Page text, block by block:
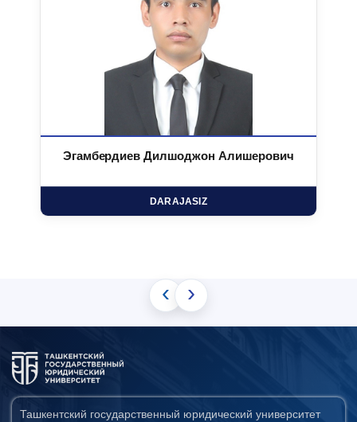
Эгамбердиев Дилшоджон Алишерович
DARAJASIZ
‹ ›
Ташкентский государственный юридический университет